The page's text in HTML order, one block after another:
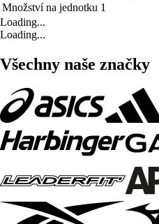
Množství na jednotku 1
Loading...
Loading...
Všechny naše značky